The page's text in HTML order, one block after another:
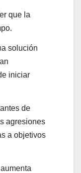
que la
solución
iniciar
de
agresiones
a objetivos